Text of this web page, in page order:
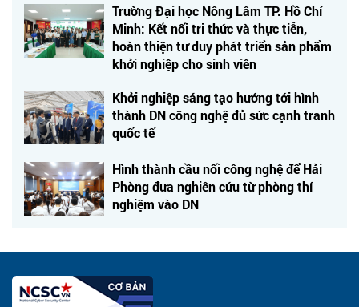
Trường Đại học Nông Lâm TP. Hồ Chí
Minh: Kết nối tri thức và thực tiễn,
hoàn thiện tư duy phát triển sản phẩm
khởi nghiệp cho sinh viên
Khởi nghiệp sáng tạo hướng tới hình
thành DN công nghệ đủ sức cạnh tranh
quốc tế
Hình thành cầu nối công nghệ để Hải
Phòng đưa nghiên cứu từ phòng thí
nghiệm vào DN